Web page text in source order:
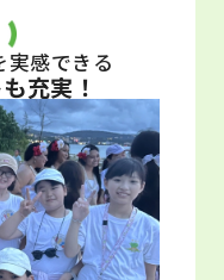
実感できる
充実！